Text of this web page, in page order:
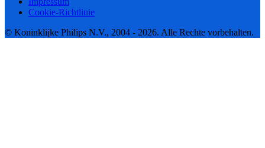
Cookie-Richtlinie
© Koninklijke Philips N.V., 2004 - 2026. Alle Rechte vorbehalten.